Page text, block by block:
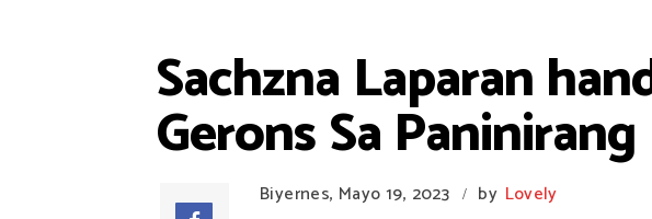
Sachzna Laparan
Gerons Sa
Biyernes, Mayo 19, 2023 / by Lovely